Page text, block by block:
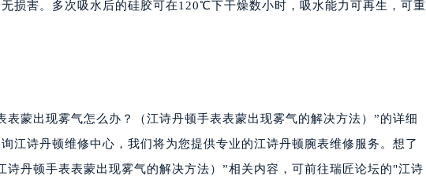
损害。多次吸水后的硅胶可在120℃下干燥数小时，吸水能力可再生，可重
表蒙出现雾气怎么办？（江诗丹顿手表表蒙出现雾气的解决方法）”的详细
江诗丹顿维修中心，我们将为您提供专业的江诗丹顿腕表维修服务。想了
丹顿手表表蒙出现雾气的解决方法）”相关内容，可前往瑞匠论坛的"江诗